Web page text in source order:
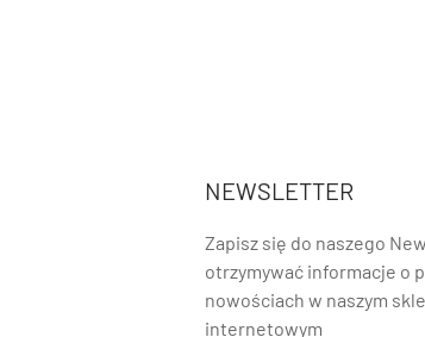
NEWSLETTER
Zapisz się do naszego
otrzymywać informacje o
nowościach w naszym
internetowym